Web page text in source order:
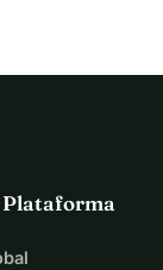
Plataforma